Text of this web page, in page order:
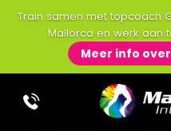
Train samen met topcoach
Mallorca en werk aan
Meer info